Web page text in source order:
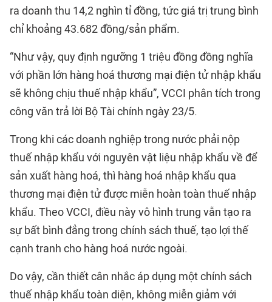
ra doanh thu 14,2 nghìn tỉ đồng, tức giá trị trung bình
chỉ khoảng 43.682 đồng/sản phẩm.
“Như vậy, quy định ngưỡng 1 triệu đồng đồng nghĩa
với phần lớn hàng hoá thương mại điện tử nhập khẩu
sẽ không chịu thuế nhập khẩu”, VCCI phân tích trong
công văn trả lời Bộ Tài chính ngày 23/5.
Trong khi các doanh nghiệp trong nước phải nộp
thuế nhập khẩu với nguyên vật liệu nhập khẩu về để
sản xuất hàng hoá, thì hàng hoá nhập khẩu qua
thương mại điện tử được miễn hoàn toàn thuế nhập
khẩu. Theo VCCI, điều này vô hình trung vẫn tạo ra
sự bất bình đẳng trong chính sách thuế, tạo lợi thế
cạnh tranh cho hàng hoá nước ngoài.
Do vậy, cần thiết cân nhắc áp dụng một chính sách
thuế nhập khẩu toàn diện, không miễn giảm với